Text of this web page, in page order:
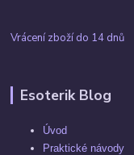
Vrácení zboží do 14 dnů
Esoterik Blog
Úvod
Praktické návody